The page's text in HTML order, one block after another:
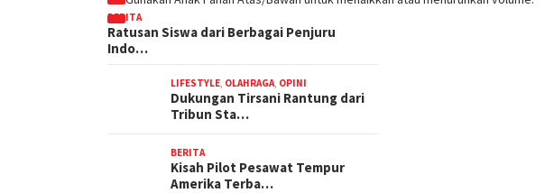
BERITA
Ratusan Siswa dari Berbagai Penjuru
Indo…
LIFESTYLE OLAHRAGA OPINI
Dukungan Tirsani Rantung dari
Tribun Sta…
BERITA
Kisah Pilot Pesawat Tempur
Amerika Terba…